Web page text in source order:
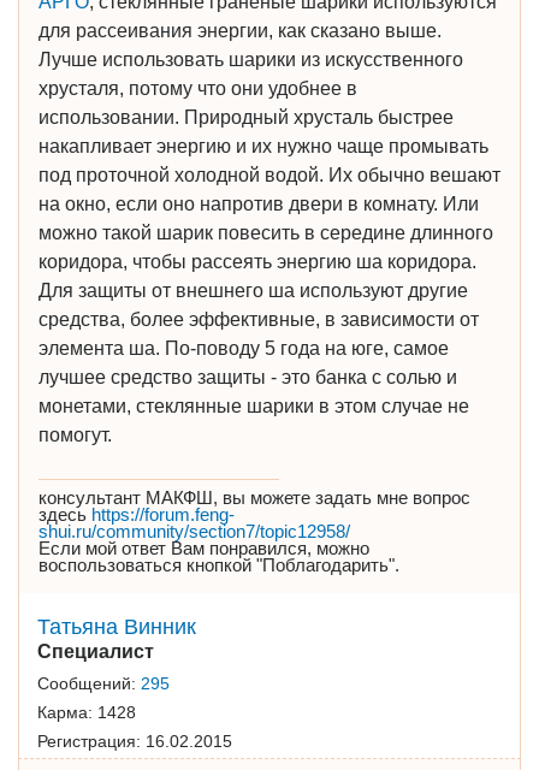
для рассеивания энергии, как сказано выше.
Лучше использовать шарики из искусственного
хрусталя, потому что они удобнее в
использовании. Природный хрусталь быстрее
накапливает энергию и их нужно чаще промывать
под проточной холодной водой. Их обычно вешают
на окно, если оно напротив двери в комнату. Или
можно такой шарик повесить в середине длинного
коридора, чтобы рассеять энергию ша коридора.
Для защиты от внешнего ша используют другие
средства, более эффективные, в зависимости от
элемента ша. По-поводу 5 года на юге, самое
лучшее средство защиты - это банка с солью и
монетами, стеклянные шарики в этом случае не
помогут.
консультант МАКФШ, вы можете задать мне вопрос
здесь https://forum.feng-
shui.ru/community/section7/topic12958/
Если мой ответ Вам понравился, можно
воспользоваться кнопкой "Поблагодарить".
Татьяна Винник
Специалист
Сообщений: 295
Карма: 1428
Регистрация: 16.02.2015